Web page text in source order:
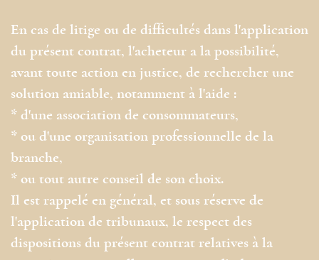
En cas de litige ou de difficultés dans l'application
du présent contrat, l'acheteur a la possibilité,
avant toute action en justice, de rechercher une
solution amiable, notamment à l'aide :
* d'une association de consommateurs,
* ou d'une organisation professionnelle de la
branche,
* ou tout autre conseil de son choix.
Il est rappelé en général, et sous réserve de
l'application de tribunaux, le respect des
dispositions du présent contrat relatives à la